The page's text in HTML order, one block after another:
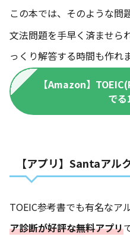
この本では、そのような問
文法問題を手早く済ませら
っくり解答する時間も作れま
【Amazon】
でる
【アプリ】Santaアル
TOEIC参考書でも有名なア
ア診断が好評な無料アプリ